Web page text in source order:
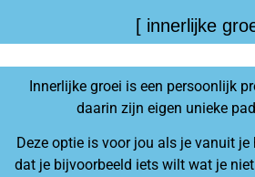
[ innerlijke
Innerlijke groei is een persoonlijk
daarin zijn eigen unieke
Deze optie is voor jou als je vanuit
dat je bijvoorbeeld iets wilt wat je